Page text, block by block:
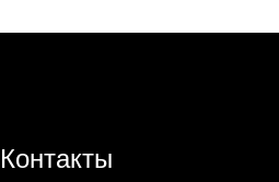
Контакты